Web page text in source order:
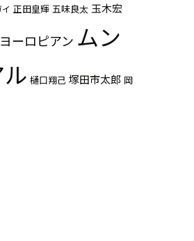
正田皇輝 五味良太 玉木宏
ヨーロピアン ムン
樋口翔己 塚田市太郎 岡